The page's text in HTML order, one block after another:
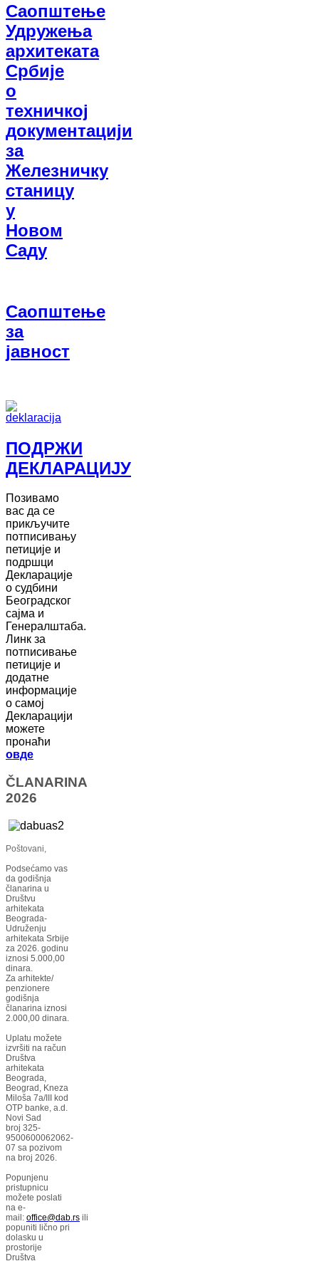
Саопштење
Удружења
архитеката
Србије
о
техничкој
документацији
за
Железничку
станицу
у
Новом
Саду
Саопштење
за
јавност
ПОДРЖИ
ДЕКЛАРАЦИЈУ
Позивамо
вас да се
прикључите
потписивању
петиције и
подршци
Декларације
о судбини
Београдског
сајма и
Генералштаба.
Линк за
потписивање
петиције и
додатне
информације
о самој
Декларацији
можете
пронаћи
овде
ČLANARINA
2026
Poštovani,
Podsećamo vas
da godišnja
članarina u
Društvu
arhitekata
Beograda-
Udruženju
arhitekata Srbije
za 2026. godinu
iznosi 5.000,00
dinara.
Za arhitekte/
penzionere
godišnja
članarina iznosi
2.000,00 dinara.
Uplatu možete
izvršiti na račun
Društva
arhitekata
Beograda,
Beograd, Kneza
Miloša 7a/III kod
OTP banke, a.d.
Novi Sad
broj 325-
9500600062062-
07 sa pozivom
na broj 2026.
Popunjenu
pristupnicu
možete poslati
na e-
mail: office@dab.rs ili
popuniti lično pri
dolasku u
prostorije
Društva